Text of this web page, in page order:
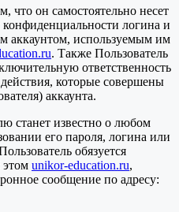
что он самостоятельно несет
конфиденциальности логина и
аккаунтом, используемым им
. Также Пользователь
ответственность
действия, которые совершены
аккаунта.
станет известно о любом
его пароля, логина или
обязуется
этом unikor-education.ru,
сообщение по адресу: